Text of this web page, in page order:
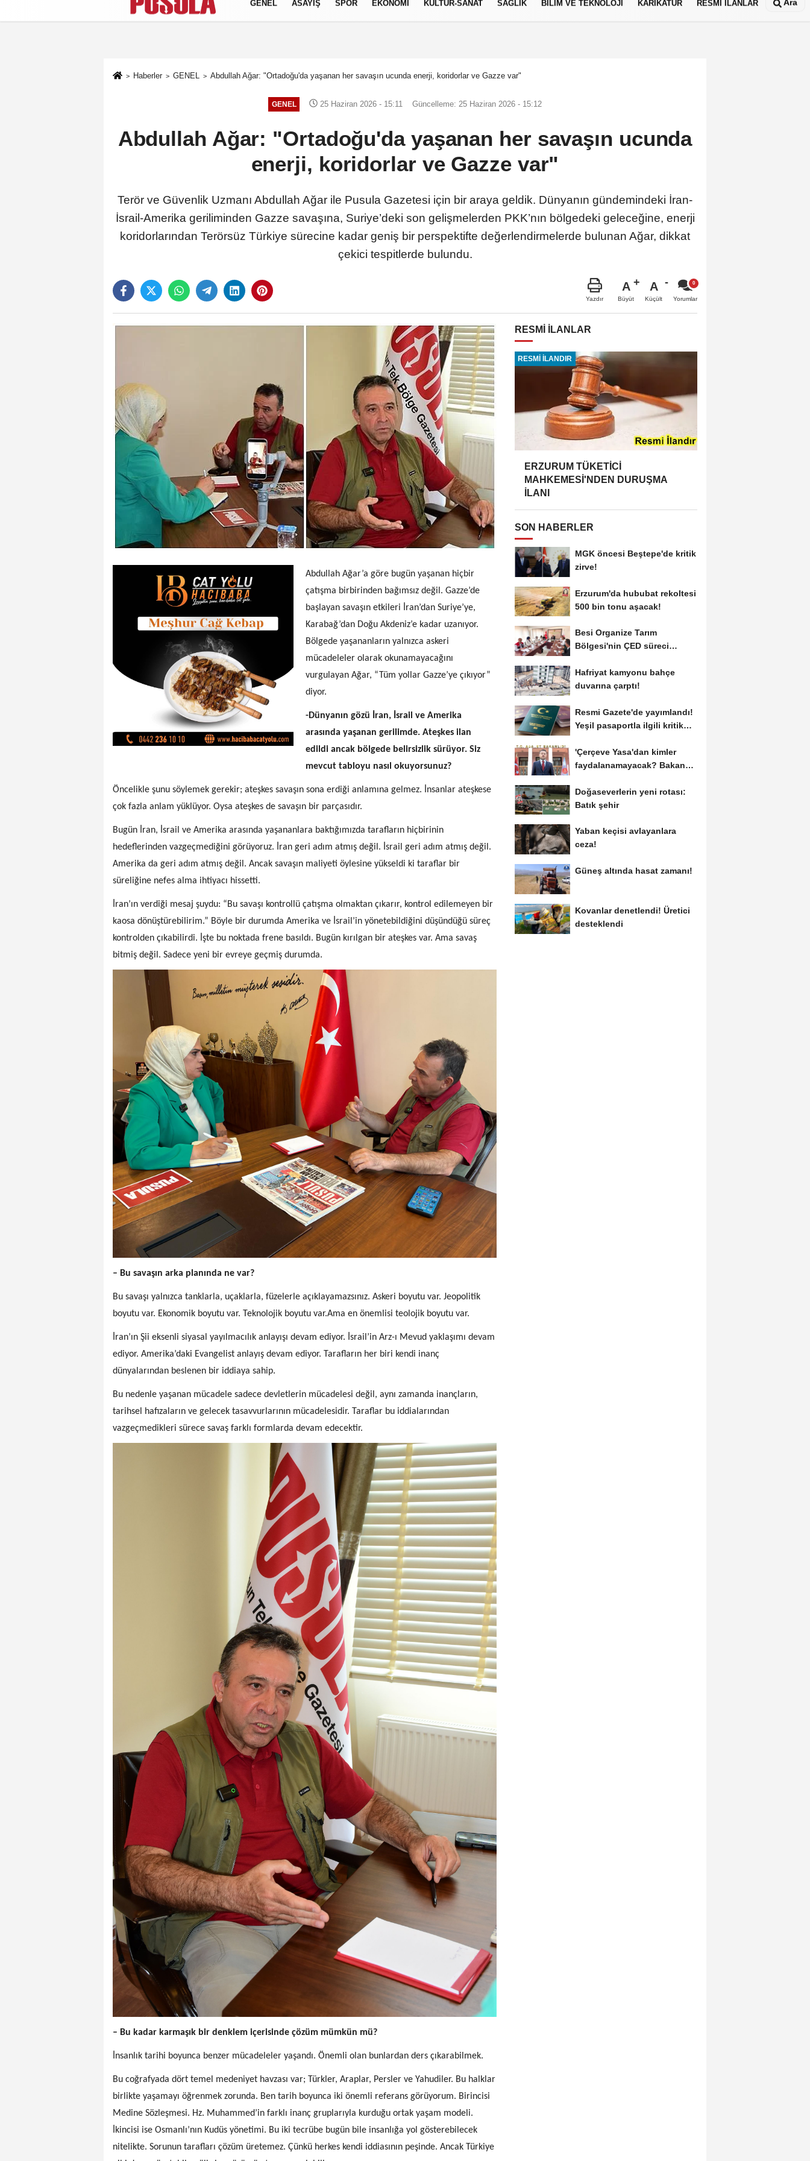
Künye İletişim Gizlilik Politikası
GENEL ASAYİŞ SPOR EKONOMİ KÜLTÜR-SANAT SAĞLIK BİLİM VE TEKNOLOJİ KARİKATÜR RESMİ İLANLAR Ara
Haberler GENEL Abdullah Ağar: "Ortadoğu'da yaşanan her savaşın ucunda enerji, koridorlar ve Gazze var"
GENEL 25 Haziran 2026 - 15:11 Güncelleme: 25 Haziran 2026 - 15:12
Abdullah Ağar: "Ortadoğu'da yaşanan her savaşın ucunda
enerji, koridorlar ve Gazze var"
Terör ve Güvenlik Uzmanı Abdullah Ağar ile Pusula Gazetesi için bir araya geldik. Dünyanın gündemindeki İran-
İsrail-Amerika geriliminden Gazze savaşına, Suriye’deki son gelişmelerden PKK’nın bölgedeki geleceğine, enerji
koridorlarından Terörsüz Türkiye sürecine kadar geniş bir perspektifte değerlendirmelerde bulunan Ağar, dikkat
çekici tespitlerde bulundu.
Yazdır
A
Büyüt
A
Küçült Yorumlar
Abdullah Ağar’a göre bugün yaşanan hiçbir
çatışma birbirinden bağımsız değil. Gazze’de
başlayan savaşın etkileri İran’dan Suriye’ye,
Karabağ’dan Doğu Akdeniz’e kadar uzanıyor.
Bölgede yaşananların yalnızca askeri
mücadeleler olarak okunamayacağını
vurgulayan Ağar, “Tüm yollar Gazze’ye çıkıyor”
diyor.
-Dünyanın gözü İran, İsrail ve Amerika
arasında yaşanan gerilimde. Ateşkes ilan
edildi ancak bölgede belirsizlik sürüyor. Siz
mevcut tabloyu nasıl okuyorsunuz?
Öncelikle şunu söylemek gerekir; ateşkes savaşın sona erdiği anlamına gelmez. İnsanlar ateşkese
çok fazla anlam yüklüyor. Oysa ateşkes de savaşın bir parçasıdır.
Bugün İran, İsrail ve Amerika arasında yaşananlara baktığımızda tarafların hiçbirinin
hedeflerinden vazgeçmediğini görüyoruz. İran geri adım atmış değil. İsrail geri adım atmış değil.
Amerika da geri adım atmış değil. Ancak savaşın maliyeti öylesine yükseldi ki taraflar bir
süreliğine nefes alma ihtiyacı hissetti.
İran’ın verdiği mesaj şuydu: “Bu savaşı kontrollü çatışma olmaktan çıkarır, kontrol edilemeyen bir
kaosa dönüştürebilirim.” Böyle bir durumda Amerika ve İsrail’in yönetebildiğini düşündüğü süreç
kontrolden çıkabilirdi. İşte bu noktada frene basıldı. Bugün kırılgan bir ateşkes var. Ama savaş
bitmiş değil. Sadece yeni bir evreye geçmiş durumda.
– Bu savaşın arka planında ne var?
Bu savaşı yalnızca tanklarla, uçaklarla, füzelerle açıklayamazsınız. Askeri boyutu var. Jeopolitik
boyutu var. Ekonomik boyutu var. Teknolojik boyutu var.Ama en önemlisi teolojik boyutu var.
İran’ın Şii eksenli siyasal yayılmacılık anlayışı devam ediyor. İsrail’in Arz-ı Mevud yaklaşımı devam
ediyor. Amerika’daki Evangelist anlayış devam ediyor. Tarafların her biri kendi inanç
dünyalarından beslenen bir iddiaya sahip.
Bu nedenle yaşanan mücadele sadece devletlerin mücadelesi değil, aynı zamanda inançların,
tarihsel hafızaların ve gelecek tasavvurlarının mücadelesidir. Taraflar bu iddialarından
vazgeçmedikleri sürece savaş farklı formlarda devam edecektir.
– Bu kadar karmaşık bir denklem içerisinde çözüm mümkün mü?
İnsanlık tarihi boyunca benzer mücadeleler yaşandı. Önemli olan bunlardan ders çıkarabilmek.
Bu coğrafyada dört temel medeniyet havzası var; Türkler, Araplar, Persler ve Yahudiler. Bu halklar
birlikte yaşamayı öğrenmek zorunda. Ben tarih boyunca iki önemli referans görüyorum. Birincisi
Medine Sözleşmesi. Hz. Muhammed’in farklı inanç gruplarıyla kurduğu ortak yaşam modeli.
İkincisi ise Osmanlı’nın Kudüs yönetimi. Bu iki tecrübe bugün bile insanlığa yol gösterebilecek
nitelikte. Sorunun tarafları çözüm üretemez. Çünkü herkes kendi iddiasının peşinde. Ancak Türkiye
RESMİ İLANLAR
RESMİ İLANDIR
ERZURUM TÜKETİCİ
MAHKEMESİ'NDEN DURUŞMA
İLANI
SON HABERLER
MGK öncesi Beştepe'de kritik
zirve!
Erzurum'da hububat rekoltesi
500 bin tonu aşacak!
Besi Organize Tarım
Bölgesi'nin ÇED süreci
Hafriyat kamyonu bahçe
duvarına çarptı!
Resmi Gazete'de yayımlandı!
Yeşil pasaportla ilgili kritik
'Çerçeve Yasa'dan kimler
faydalanamayacak? Bakan
Doğaseverlerin yeni rotası:
Batık şehir
Yaban keçisi avlayanlara
ceza!
Güneş altında hasat zamanı!
Kovanlar denetlendi! Üretici
desteklendi